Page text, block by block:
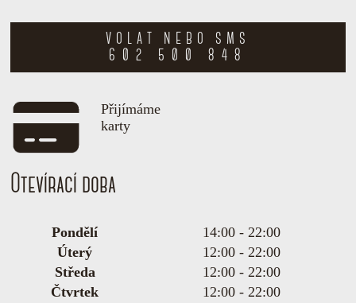
VOLAT NEBO SMS
602 500 848
Přijímáme
karty
Otevírací doba
Pondělí
14:00 - 22:00
Úterý
12:00 - 22:00
Středa
12:00 - 22:00
Čtvrtek
12:00 - 22:00